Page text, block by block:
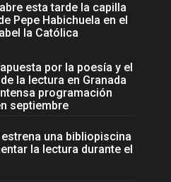
esta tarde la capilla
Pepe Habichuela en el
la Católica
por la poesía y el
la lectura en Granada
programación
septiembre
una bibliopiscina
la lectura durante el